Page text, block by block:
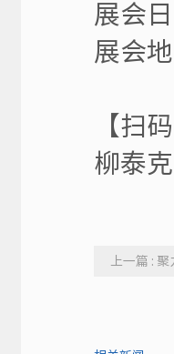
展会
展会
【扫
柳泰
上一篇 :